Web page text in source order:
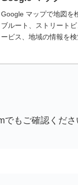
Google マップで地図を
ブルート、ストリート
ービス、地域の情報を
もご確認くださ